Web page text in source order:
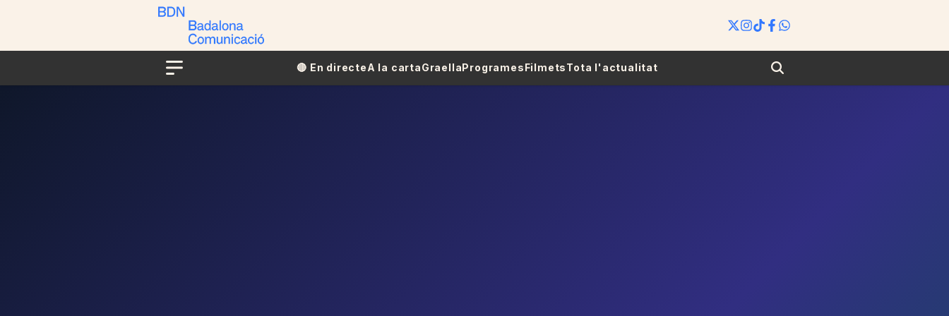
Menu
🔴​​ En directeA la cartaGraellaProgramesFilmetsTota l'actualitat Search